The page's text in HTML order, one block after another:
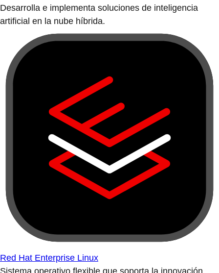
Desarrolla e implementa soluciones de inteligencia
artificial en la nube híbrida.
Red Hat Enterprise Linux
Sistema operativo flexible que soporta la innovación